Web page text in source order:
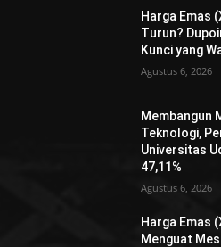
Harga Emas
Turun?
Kunci yang
Agustus 6, 2026
Membangun
Teknologi,
Universitas
47,11%
Agustus 6, 2026
Harga Emas
Menguat